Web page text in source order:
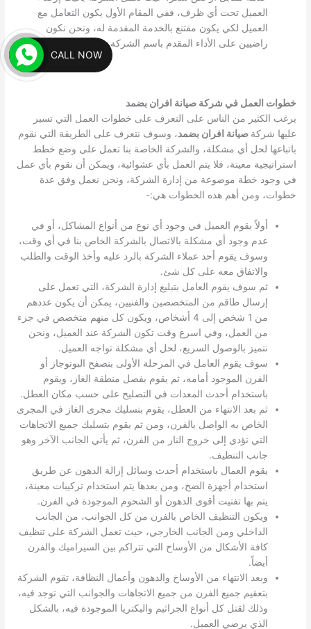
العميل تحت أي ظرف، ففي المقام الأول يكون التعامل مع
العميل لكي يكون مقتنع بالخدمة المقدمة له، ونحن نكون
راضيين على الأداء المقدم باسم الشركة.
خطوات العمل في شركة صيانة افران بضمد
يرغب الكثير من الناس على التعرف على خطوات العمل التي تسير
عليها شركة صيانة افران بضمد، وسوف نتعرف على الطريقة التي نقوم
باتباعها لحل أي مشكلة، والشركة الخاصة بنا تعمل على وضع خطط
استراتيجية معينة، فلا يتم العمل بأي عشوائية، ويمكن أن نقوم بأي عمل
في وجود خطة موضوعة من إدارة الشركة، ونحن نعمل وفق عدة
خطوات، ومن أهم هذه الخطوات هي:-
أولاً يقوم العميل في وجود أي نوع من أنواع المشاكل، أو في
عدم وجود أي مشكلة بالاتصال بالشركة الخاص بنا في أي وقت،
وسوف يقوم أحد عملاء الشركة بالرد عليه وأخذ الوقت والطلب
والاتفاق معه على كل شئ.
ثم سوف يقوم العامل بتبليغ إدارة الشركة، التي تعمل على
إرسال طاقم من المتخصصين والفنيين، يمكن أن يكون عددهم
من 1 شخص إلى 4 أشخاص، ويكون كل منهم متخصص في جزء
من العمل، وفي اسرع وقت تكون الشركة عند العميل، ونحن
نتميز بالوصول السريع، لحل أي مشكلة تواجه العميل.
سوف يقوم العامل في المرحلة الأولى بتصفح البوتوجاز أو
الفرن الموجود أمامه، ثم يقوم بفصل منطقة الغاز، ويقوم
باستخدام أحدث المعدات في التصليح على حسب مكان العطل.
ثم بعد الانتهاء من العطل، يقوم بتسليك مجرى الغاز في المجرى
الخاص به الواصل بالفرن، ومن ثم يقوم بتسليك جميع الاتجاهات
التي تؤدي إلى خروج النار من الفرن، ثم يأتي الجانب الآخر وهو
جانب التنظيف.
يقوم العمال باستخدام أحدث وسائل إزالة الدهون عن طريق
استخدام أجهزة الضخ، ومن بعدها يتم استخدام تركيبات معينة،
يتم بها تفتيت أقوى الدهون أو الشحوم الموجودة في الفرن.
ويكون التنظيف الخاص بالفرن من كل الجوانب، من الجانب
الداخلي ومن الجانب الخارجي، حيث تعمل الشركة على تنظيف
كافة الأشكال من الأوساخ التي تتراكم بين السيراميك والفرن
أيضاً.
وبعد الانتهاء من الأوساخ والدهون وأعمال النظافة، تقوم الشركة
بتعقيم جميع الفرن من جميع الاتجاهات والجوانب التي توجد فيه،
وذلك لقتل كل أنواع الجراثيم والبكتريا الموجودة فيه، بالشكل
الذي يرضي العميل.
CALL NOW